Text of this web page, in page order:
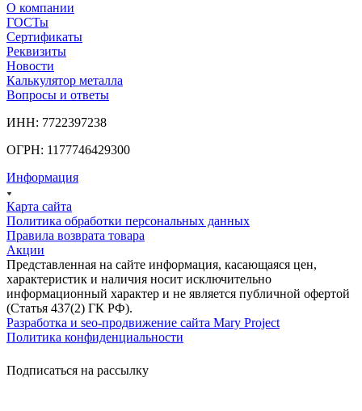
О компании
ГОСТы
Сертификаты
Реквизиты
Новости
Калькулятор металла
Вопросы и ответы
ИНН: 7722397238
ОГРН: 1177746429300
Информация
Карта сайта
Политика обработки персональных данных
Правила возврата товара
Акции
Представленная на сайте информация, касающаяся цен,
характеристик и наличия носит исключительно
информационный характер и не является публичной офертой
(Статья 437(2) ГК РФ).
Разработка и seo-продвижение сайта Mary Project
Политика конфиденциальности
Подписаться на рассылку